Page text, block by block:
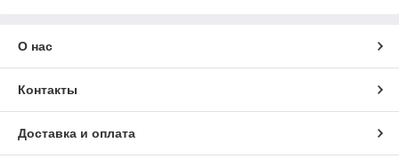
О нас
Контакты
Доставка и оплата